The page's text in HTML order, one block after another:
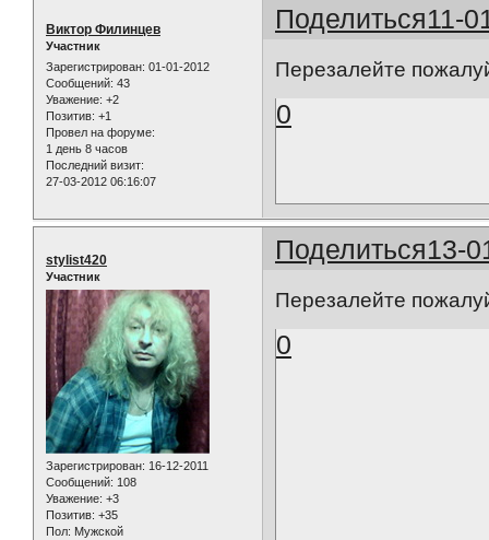
Поделиться11-
Виктор Филинцев
Участник
Зарегистрирован: 01-01-2012
Сообщений: 43
Уважение: +2
Позитив: +1
Провел на форуме:
1 день 8 часов
Последний визит:
27-03-2012 06:16:07
Перезалейте
0
Поделиться13-
stylist420
Участник
Зарегистрирован: 16-12-2011
Сообщений: 108
Уважение: +3
Позитив: +35
Пол: Мужской
Перезалейте
0